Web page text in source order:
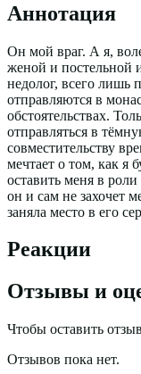
Аннотация
Он мой враг. А я,
женой и постельной
недолог, всего лишь
отправляются в
обстоятельствах.
отправляться в
совместительству
мечтает о том, как я
оставить меня в
он и сам не захочет
заняла место в его
Реакции
Отзывы и
Чтобы оставить
Отзывов пока нет.